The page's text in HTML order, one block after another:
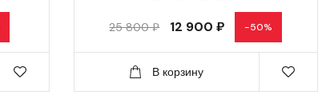
25 800 ₽ 12 900 ₽ -50%
В корзину